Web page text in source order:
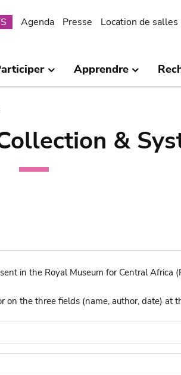
Agenda Presse Location de salles
Apprendre
&
in the Royal Museum for Central Africa
the three fields (name, author, date) at